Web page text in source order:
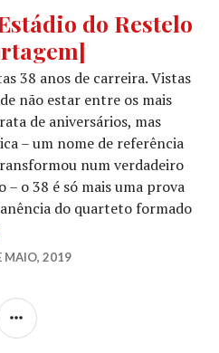
do Restelo
38 anos de carreira. Vistas
não estar entre os mais
de aniversários, mas
– um nome de referência
num verdadeiro
o 38 é só mais uma prova
do quarteto formado
@ Estádio do
MAIO, 2019
SIDEBAR